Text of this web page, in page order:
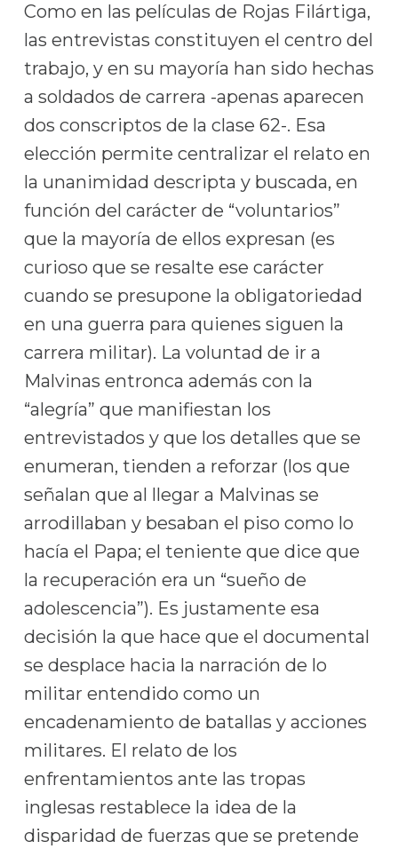
Como en las películas de Rojas Filártiga,
las entrevistas constituyen el centro del
trabajo, y en su mayoría han sido hechas
a soldados de carrera -apenas aparecen
dos conscriptos de la clase 62-. Esa
elección permite centralizar el relato en
la unanimidad descripta y buscada, en
función del carácter de “voluntarios”
que la mayoría de ellos expresan (es
curioso que se resalte ese carácter
cuando se presupone la obligatoriedad
en una guerra para quienes siguen la
carrera militar). La voluntad de ir a
Malvinas entronca además con la
“alegría” que manifiestan los
entrevistados y que los detalles que se
enumeran, tienden a reforzar (los que
señalan que al llegar a Malvinas se
arrodillaban y besaban el piso como lo
hacía el Papa; el teniente que dice que
la recuperación era un “sueño de
adolescencia”). Es justamente esa
decisión la que hace que el documental
se desplace hacia la narración de lo
militar entendido como un
encadenamiento de batallas y acciones
militares. El relato de los
enfrentamientos ante las tropas
inglesas restablece la idea de la
disparidad de fuerzas que se pretende